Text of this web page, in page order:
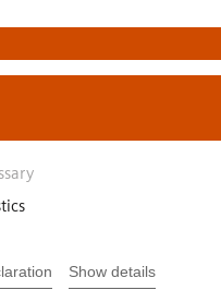
Show details
Robotic